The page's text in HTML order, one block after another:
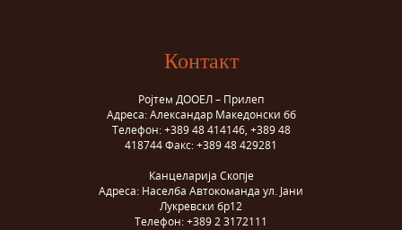
Контакт
Ројтем ДООЕЛ – Прилеп
Адреса: Александар Македонски бб
Телефон: +389 48 414146, +389 48
418744 Факс: +389 48 429281
Канцеларија Скопје
Адреса: Населба Автокоманда ул. Јани
Лукревски бр12
Телефон: +389 2 3172111